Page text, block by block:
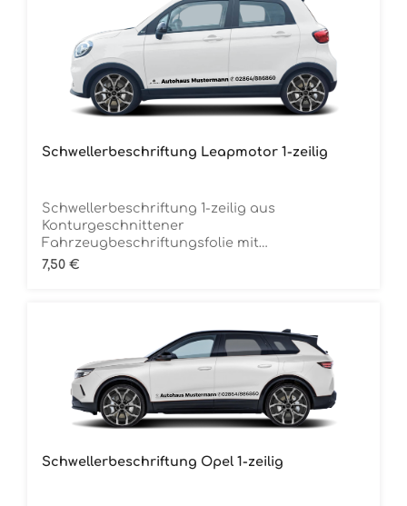
Schwellerbeschriftung Leapmotor 1-zeilig
Schwellerbeschriftung 1-zeilig aus
Konturgeschnittener
Fahrzeugbeschriftungsfolie mit
Übertragungstape Inclusive MarkenlogoDie
Regulärer Preis:
7,50 €
Schwellerbeschriftung Opel 1-zeilig